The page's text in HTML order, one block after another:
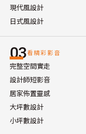
現代風設計
日式風設計
03看精彩影音
完整空間實走
設計師短影音
居家佈置靈感
大坪數設計
小坪數設計